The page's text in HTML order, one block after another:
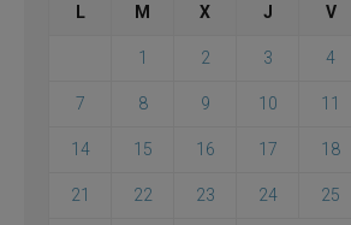
L M X J V
1 2 3 4
7 8 9 10 11
14 15 16 17 18
21 22 23 24 25